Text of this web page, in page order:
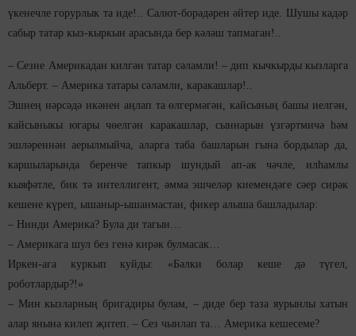
үкенечле горурлык та иде!.. Салют-борәдәрен әйтер иде. Шушы кадәр
сабыр татар кыз-кыркын арасында бер кәләш тапмаган!..
– Сезне Америкадан килгән татар сәламли! – дип кычкырды кызларга
Альберт. – Америка татары сәламли, каракашлар!..
Эшнең нәрсәдә икәнен аңлап та өлгермәгән, кайсының башы иелгән,
кайсыныкы югары чөелгән каракашлар, сыннарын үзгәртмичә һәм
эшләреннән аерылмыйча, аларга таба башларын гына бордылар да,
каршыларында беренче тапкыр шундый ап-ак чәчле, илһамлы
кыяфәтле, бик тә интеллигент, әмма эшчеләр киемендәге сәер сирәк
кешене күреп, ышаныр-ышанмастан, фикер алыша башладылар:
– Нинди Америка? Була ди тагын…
– Америкага шул без генә кирәк булмасак…
Иркен-ага куркып куйды: «Бәлки болар кеше дә түгел,
роботлардыр?!»
– Мин кызларның бригадиры булам, – диде бер таза яурынлы хатын
алар янына килеп җитеп. – Сез чынлап та… Америка кешесеме?